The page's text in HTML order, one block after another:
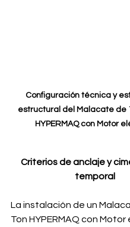
Configuración técnica y
estructural del Malacate de
HYPERMAQ con Motor
Criterios de anclaje y
temporal
La instalación de un
Ton HYPERMAQ con